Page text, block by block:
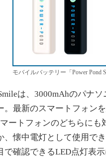
モバイルバッテリー「Power Pond
は、3000mAhのパナ
。最新のスマートフォン
ートフォンのどちらにも
、懐中電灯として使用で
で確認できるLED点灯表